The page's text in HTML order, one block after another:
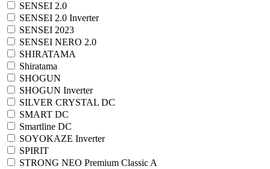
SENSEI 2.0
SENSEI 2.0 Inverter
SENSEI 2023
SENSEI NERO 2.0
SHIRATAMA
Shiratama
SHOGUN
SHOGUN Inverter
SILVER CRYSTAL DC
SMART DC
Smartline DC
SOYOKAZE Inverter
SPIRIT
STRONG NEO Premium Classic A